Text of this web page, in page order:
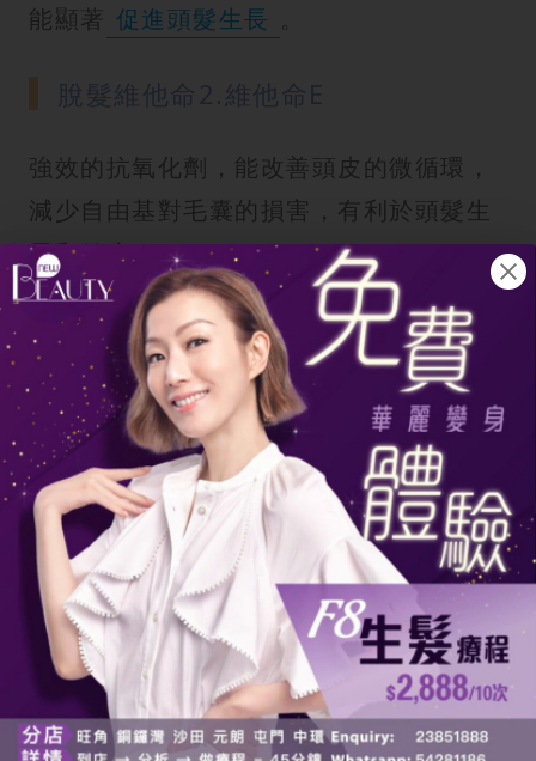
能顯著 促進頭髮生長
強效的抗氧化劑，能改善頭皮的微循環，
減少自由基對毛囊的損害，有利於頭髮生
長和健康。
脫髮維他命3.維他命C
膠原蛋白合成的必須因素，同時能協助鐵
質吸收，對於缺鐵性掉髮很重要。維生素c
和vitaminc都是頭髮健康的重要營養。
脫髮維他命4.維生素B群
包括維他命b3、維他命b7等，協助身體的
能量代謝和紅血球生成，間接支援頭髮的
營養供給。